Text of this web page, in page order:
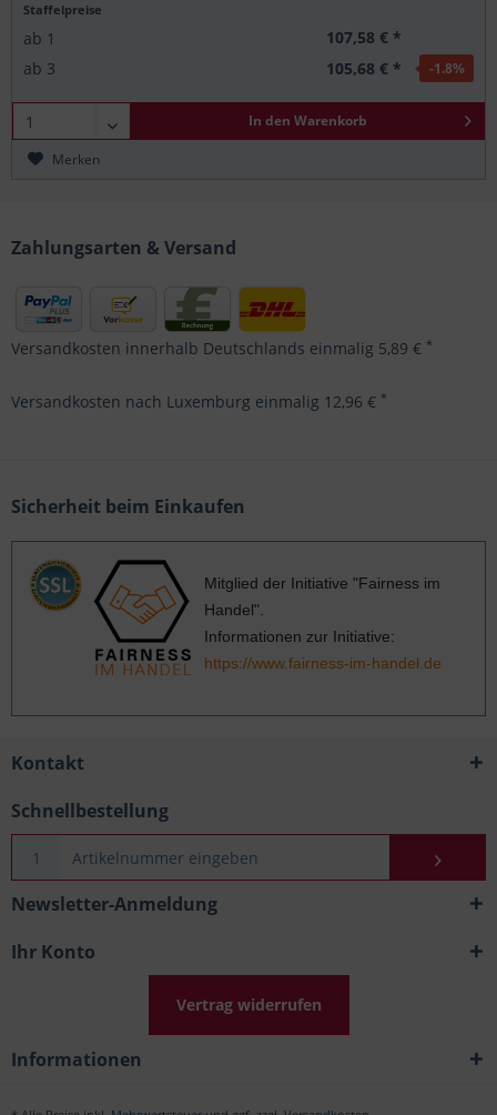
Staffelpreise
ab 1
107,58 € *
ab 3 105,68 € * -1.8%
In den Warenkorb
Merken
Zahlungsarten & Versand
Versandkosten innerhalb Deutschlands einmalig 5,89 € *
Versandkosten nach Luxemburg einmalig 12,96 € *
Sicherheit beim Einkaufen
Mitglied der Initiative "Fairness im
Handel".
Informationen zur Initiative:
https://www.fairness-im-handel.de
Kontakt
Schnellbestellung
Newsletter-Anmeldung
Ihr Konto
Vertrag widerrufen
Informationen